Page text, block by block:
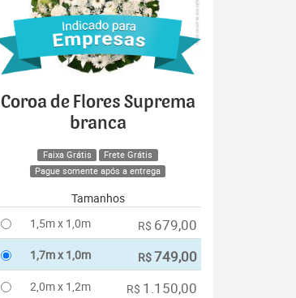
Coroa de Flores Suprema
branca
Faixa Grátis
Frete Grátis
Pague somente após a entrega
Tamanhos
1,5m x 1,0m
R$ 679,00
1,7m x 1,0m R$749,00
2,0m x 1,2m R$ 1.150,00